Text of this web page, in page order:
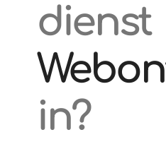
dienst
in?